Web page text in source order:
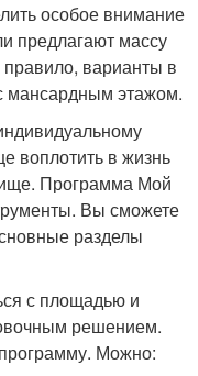
особое внимание
предлагают массу
варианты в
мансардным этажом.
воплотить в жизнь
Программа Мой
Вы сможете
разделы
с площадью и
решением.
Можно: